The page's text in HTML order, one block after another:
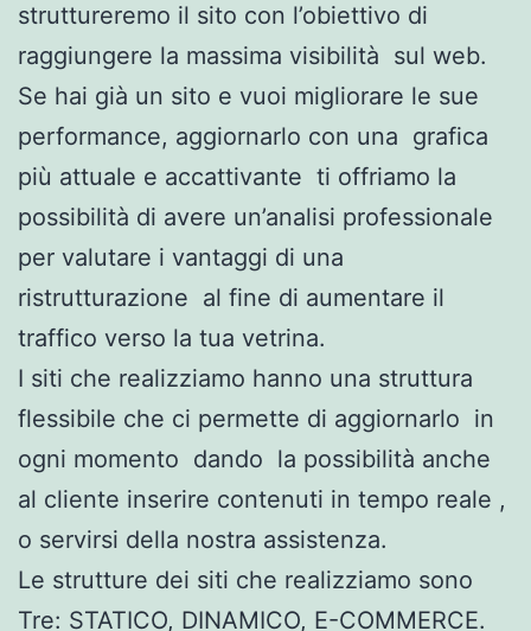
struttureremo il sito con l’obiettivo di
raggiungere la massima visibilità sul web.
Se hai già un sito e vuoi migliorare le sue
performance, aggiornarlo con una grafica
più attuale e accattivante ti offriamo la
possibilità di avere un’analisi professionale
per valutare i vantaggi di una
ristrutturazione al fine di aumentare il
traffico verso la tua vetrina.
I siti che realizziamo hanno una struttura
flessibile che ci permette di aggiornarlo in
ogni momento dando la possibilità anche
al cliente inserire contenuti in tempo reale ,
o servirsi della nostra assistenza.
Le strutture dei siti che realizziamo sono
Tre: STATICO, DINAMICO, E-COMMERCE.